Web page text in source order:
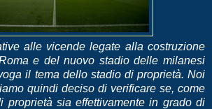
alle vicende legate alla costruzione
e del nuovo stadio delle milanesi
il tema dello stadio di proprietà. Noi
quindi deciso di verificare se, come
proprietà sia effettivamente in grado di